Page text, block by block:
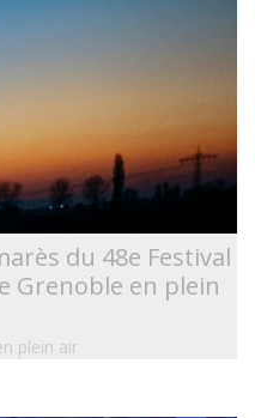
du 48e Festival
Grenoble en plein
plein air